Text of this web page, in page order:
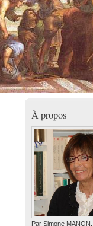
À propos
Par Simone MANON,